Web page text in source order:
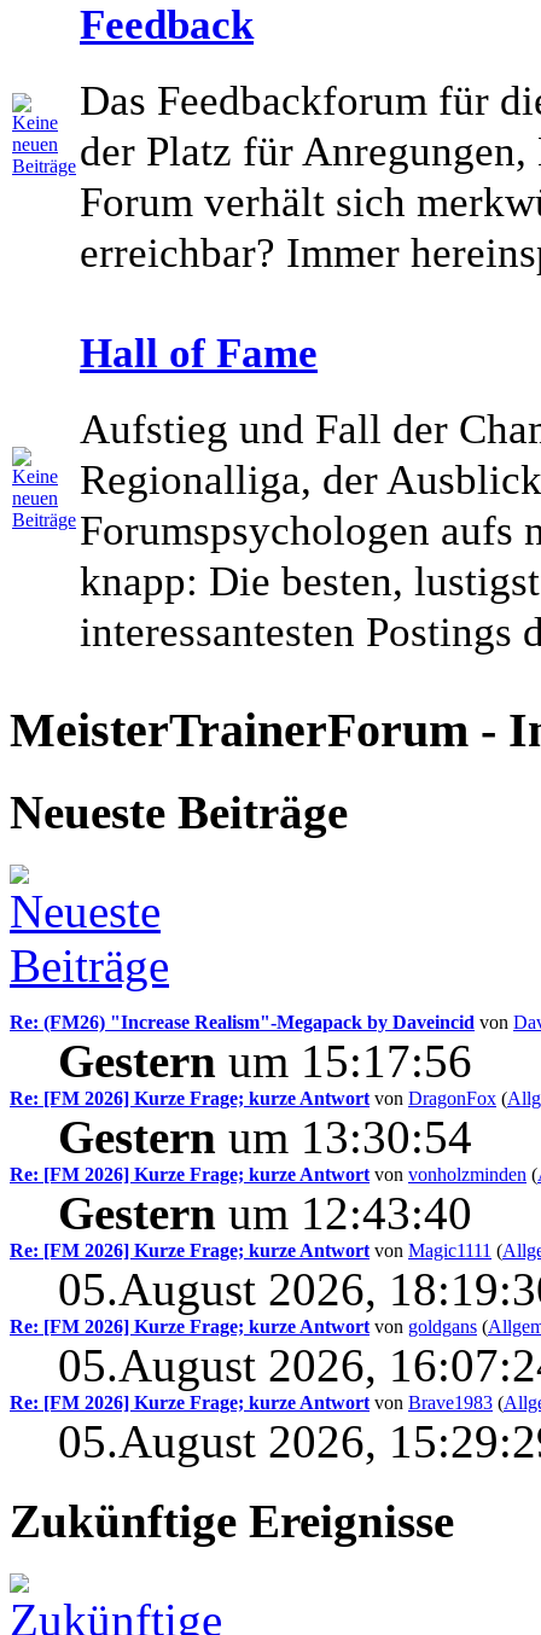
Feedback
Das Feedbackforum für
der Platz für
Forum verhält sich
erreichbar? Immer
Hall of Fame
Aufstieg und Fall der
Regionalliga, der
Forumspsychologen aufs
knapp: Die besten,
interessantesten Postings
MeisterTrainerForum -
Neueste Beiträge
Re: (FM26) "Increase Realism"-Megapack by Daveincid von
Gestern um 15:17:56
Re: [FM 2026] Kurze Frage; kurze Antwort von DragonFox (
Gestern um 13:30:54
Re: [FM 2026] Kurze Frage; kurze Antwort von vonholzminden (
Gestern um 12:43:40
Re: [FM 2026] Kurze Frage; kurze Antwort von Magic1111 (
05.August 2026,
Re: [FM 2026] Kurze Frage; kurze Antwort von goldgans (
05.August 2026,
Re: [FM 2026] Kurze Frage; kurze Antwort von Brave1983 (
05.August 2026,
Zukünftige Ereignisse